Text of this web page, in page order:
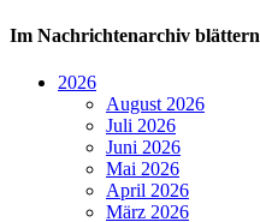
Im Nachrichtenarchiv blättern
2026
August 2026
Juli 2026
Juni 2026
Mai 2026
April 2026
März 2026